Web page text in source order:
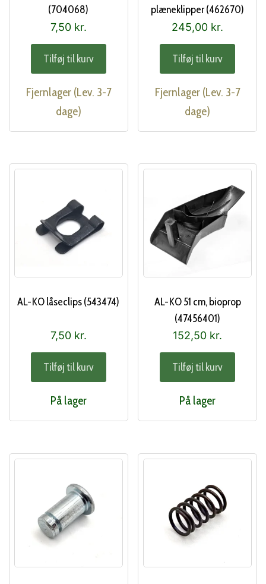
(704068)
7,50 kr.
Tilføj til kurv
Fjernlager (Lev. 3-7
dage)
plæneklipper (462670)
245,00 kr.
Tilføj til kurv
Fjernlager (Lev. 3-7
dage)
AL-KO låseclips (543474)
7,50 kr.
Tilføj til kurv
På lager
AL-KO 51 cm, bioprop
(47456401)
152,50 kr.
Tilføj til kurv
På lager